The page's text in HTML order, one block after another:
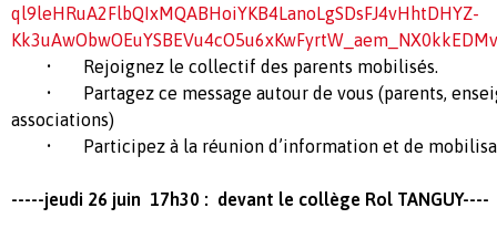
ql9leHRuA2FlbQIxMQABHoiYKB4LanoLgSDsFJ4vHhtDHYZ-
• Rejoignez le collectif des parents mobilisés.
• Partagez ce message autour de vous (parents,
associations)
• Participez à la réunion d’information et de
-----jeudi 26 juin 17h30 : devant le collège Rol TANGUY----